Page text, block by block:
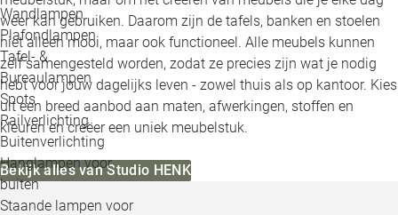
Wandlampen
Plafondlampen
Tafel- &
Bureaulampen
Spots
Railverlichting
Buitenverlichting
Hanglampen voor
buiten
Staande lampen voor
weer kan gebruiken. Daarom zijn de tafels, banken en stoelen
niet alleen mooi, maar ook functioneel. Alle meubels kunnen
zelf samengesteld worden, zodat ze precies zijn wat je nodig
hebt voor jouw dagelijks leven - zowel thuis als op kantoor. Kies
uit een breed aanbod aan maten, afwerkingen, stoffen en
kleuren en creëer een uniek meubelstuk.
Bekijk alles van Studio HENK